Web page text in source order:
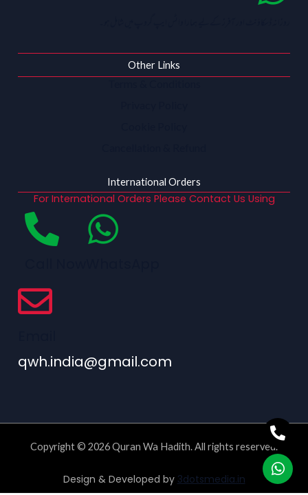
Other Links
International Orders
For International Orders Please Contact Us Using
qwh.india@gmail.com
Copyright © 2026 Quran Wa Hadith. All rights reserved.
Design & Developed by 3dotsmedia.in